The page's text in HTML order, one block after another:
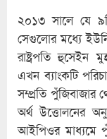
২০১৩ সালে যে
সেগুলোর মধ্যে
রাষ্ট্রপতি হুসেইন
এখন ব্যাংকটি
সম্প্রতি পুঁজিবাজার
অর্থ উত্তোলনের
আইপিওর মাধ্যমে